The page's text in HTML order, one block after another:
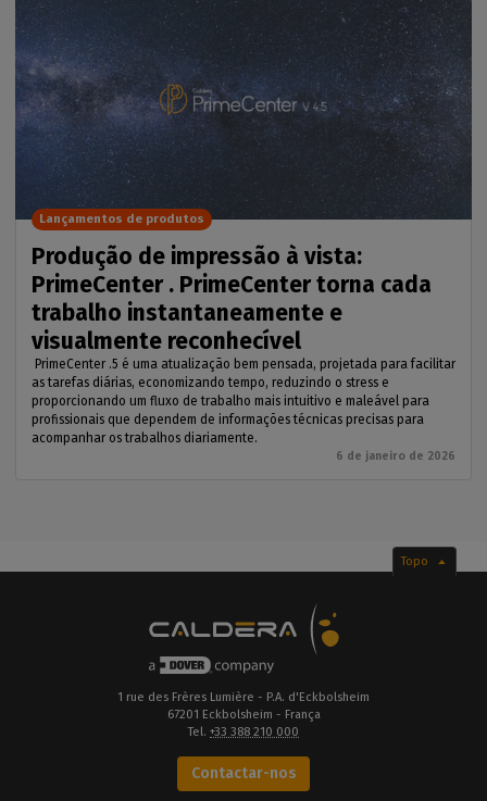
Produção de impressão à vista:
PrimeCenter . PrimeCenter torna cada
trabalho instantaneamente e
visualmente reconhecível
PrimeCenter .5 é uma atualização bem pensada, projetada para facilitar
as tarefas diárias, economizando tempo, reduzindo o stress e
proporcionando um fluxo de trabalho mais intuitivo e maleável para
profissionais que dependem de informações técnicas precisas para
acompanhar os trabalhos diariamente.
6 de janeiro de 2026
Lançamentos de produtos
Topo
1 rue des Frères Lumière - P.A. d'Eckbolsheim
67201 Eckbolsheim - França
Tel. +33 388 210 000
Contactar-nos